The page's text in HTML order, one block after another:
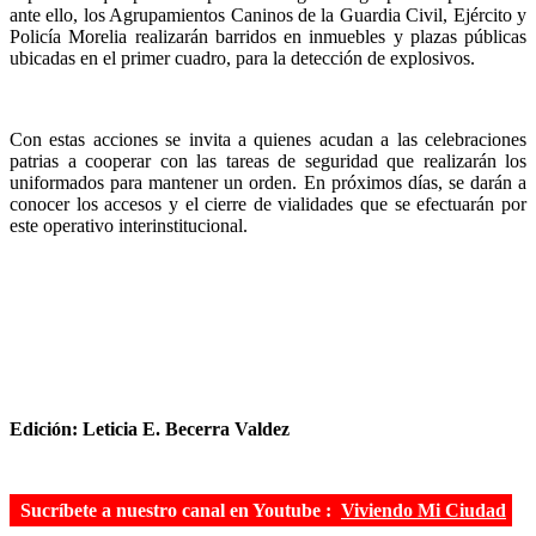
ante ello, los Agrupamientos Caninos de la Guardia Civil, Ejército y
Policía Morelia realizarán barridos en inmuebles y plazas públicas
ubicadas en el primer cuadro, para la detección de explosivos.
Con estas acciones se invita a quienes acudan a las celebraciones
patrias a cooperar con las tareas de seguridad que realizarán los
uniformados para mantener un orden. En próximos días, se darán a
conocer los accesos y el cierre de vialidades que se efectuarán por
este operativo interinstitucional.
Edición: Leticia E. Becerra Valdez
Sucríbete a nuestro canal en Youtube : Viviendo Mi Ciudad